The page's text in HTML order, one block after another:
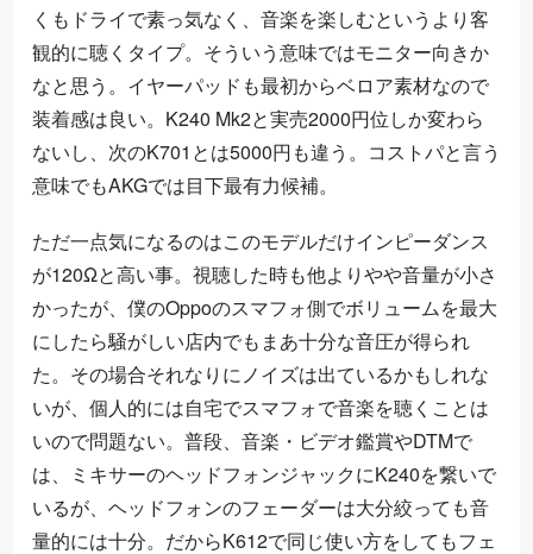
くもドライで素っ気なく、音楽を楽しむというより客
観的に聴くタイプ。そういう意味ではモニター向きか
なと思う。イヤーパッドも最初からベロア素材なので
装着感は良い。K240 Mk2と実売2000円位しか変わら
ないし、次のK701とは5000円も違う。コストパと言う
意味でもAKGでは目下最有力候補。
ただ一点気になるのはこのモデルだけインピーダンス
が120Ωと高い事。視聴した時も他よりやや音量が小さ
かったが、僕のOppoのスマフォ側でボリュームを最大
にしたら騒がしい店内でもまあ十分な音圧が得られ
た。その場合それなりにノイズは出ているかもしれな
いが、個人的には自宅でスマフォで音楽を聴くことは
いので問題ない。普段、音楽・ビデオ鑑賞やDTMで
は、ミキサーのヘッドフォンジャックにK240を繋いで
いるが、ヘッドフォンのフェーダーは大分絞っても音
量的には十分。だからK612で同じ使い方をしてもフェ